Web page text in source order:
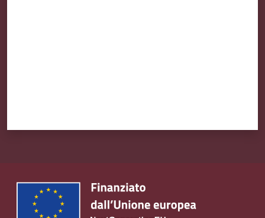
m
E